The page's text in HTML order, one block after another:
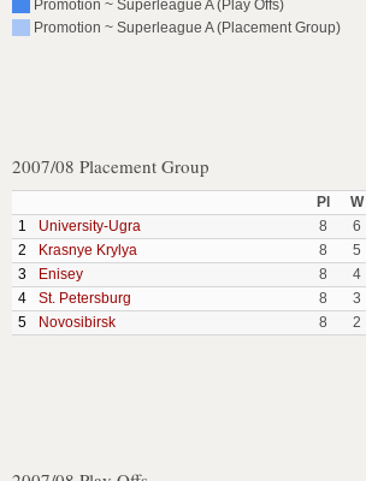
Promotion ~ Superleague A (Play Offs)
Promotion ~ Superleague A (Placement Group)
2007/08 Placement Group
Pl W
1
University-Ugra 8 6
2
Krasnye Krylya 8 5
3
Enisey 8 4
4
St. Petersburg 8 3
5
Novosibirsk 8 2